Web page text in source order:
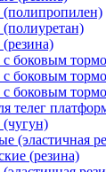
(полипропилен)
c боковым
боковым
боковым
телег
(чугун)
(эластичная
(резина)